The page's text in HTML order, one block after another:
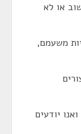
או לא
משעמם,
יודעים